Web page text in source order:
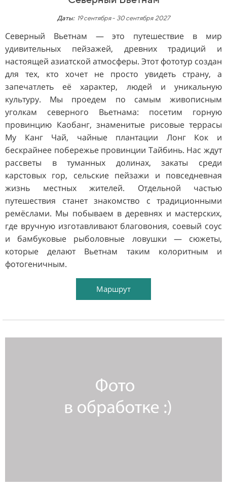
Даты: 19 сентября- 30 сентября 2027
Северный Вьетнам — это путешествие в мир
удивительных пейзажей, древних традиций и
настоящей азиатской атмосферы. Этот фототур создан
для тех, кто хочет не просто увидеть страну, а
запечатлеть её характер, людей и уникальную
культуру. Мы проедем по самым живописным
уголкам северного Вьетнама: посетим горную
провинцию Каобанг, знаменитые рисовые террасы
Му Канг Чай, чайные плантации Лонг Кок и
бескрайнее побережье провинции Тайбинь. Нас ждут
рассветы в туманных долинах, закаты среди
карстовых гор, сельские пейзажи и повседневная
жизнь местных жителей. Отдельной частью
путешествия станет знакомство с традиционными
ремёслами. Мы побываем в деревнях и мастерских,
где вручную изготавливают благовония, соевый соус
и бамбуковые рыболовные ловушки — сюжеты,
которые делают Вьетнам таким колоритным и
фотогеничным.
Маршрут